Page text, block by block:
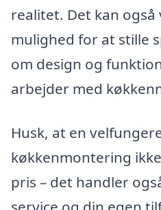
realitet. Det kan
mulighed for at stille
om design og
arbejder med
Husk, at en
køkkenmontering
pris – det handler